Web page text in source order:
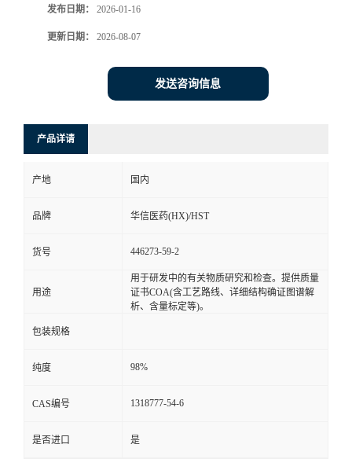
方
发布日期： 2026-01-16
更新日期： 2026-08-07
发送咨询信息
产品详请
产地 国内
品牌 华信医药(HX)/HST
货号 446273-59-2
用途
用于研发中的有关物质研究和检查。提供质量
证书COA(含工艺路线、详细结构确证图谱解
析、含量标定等)。
包装规格
纯度 98%
CAS编号 1318777-54-6
是否进口 是